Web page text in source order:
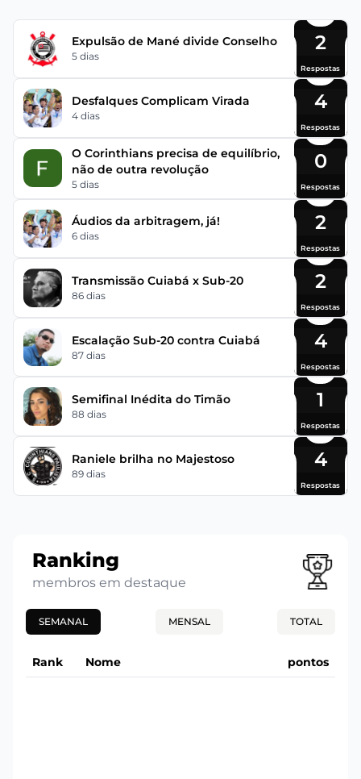
Expulsão de Mané divide Conselho
5 dias
2
Respostas
Desfalques Complicam Virada
4 dias
4
Respostas
O Corinthians precisa de equilíbrio,
não de outra revolução
5 dias
0
Respostas
Áudios da arbitragem, já!
6 dias
2
Respostas
Transmissão Cuiabá x Sub-20
86 dias
2
Respostas
Escalação Sub-20 contra Cuiabá
87 dias
4
Respostas
Semifinal Inédita do Timão
88 dias
1
Respostas
Raniele brilha no Majestoso
89 dias
4
Respostas
Ranking
membros em destaque
SEMANAL MENSAL TOTAL
Rank Nome pontos